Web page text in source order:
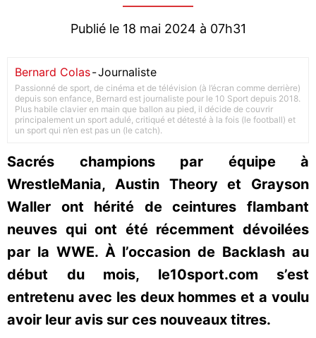
Publié le 18 mai 2024 à 07h31
Bernard Colas-Journaliste
Passionné de sport, de cinéma et de télévision (à l’écran comme derrière)
depuis son enfance, Bernard est journaliste pour le 10 Sport depuis 2018.
Plus habile clavier en main que ballon au pied, il décide de couvrir
principalement un sport adulé, critiqué et détesté à la fois (le football) et
un sport qui n’en est pas un (le catch).
Sacrés champions par équipe à
WrestleMania, Austin Theory et Grayson
Waller ont hérité de ceintures flambant
neuves qui ont été récemment dévoilées
par la WWE. À l’occasion de Backlash au
début du mois, le10sport.com s’est
entretenu avec les deux hommes et a voulu
avoir leur avis sur ces nouveaux titres.